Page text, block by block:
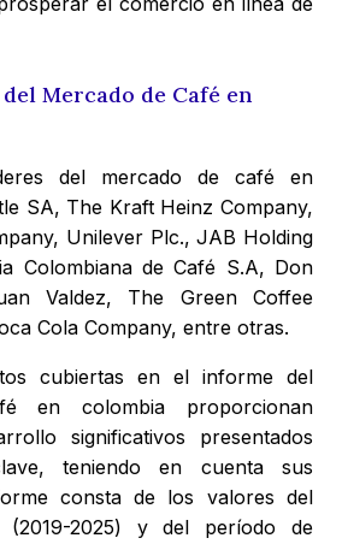
Mercado de Café en
del mercado de café en
SA, The Kraft Heinz Company,
Unilever Plc., JAB Holding
Colombiana de Café S.A, Don
Valdez, The Green Coffee
Cola Company, entre otras.
cubiertas en el informe del
en colombia proporcionan
significativos presentados
teniendo en cuenta sus
consta de los valores del
(2019-2025) y del período de